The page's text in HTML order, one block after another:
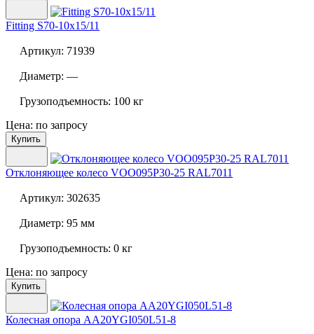
Fitting S70-10x15/11
Артикул: 71939
Диаметр: —
Грузоподъемность: 100 кг
Цена: по запросу
Купить
Отклоняющее колесо VOO095P30-25 RAL7011
Артикул: 302635
Диаметр: 95 мм
Грузоподъемность: 0 кг
Цена: по запросу
Купить
Колесная опора AA20YGI050L51-8